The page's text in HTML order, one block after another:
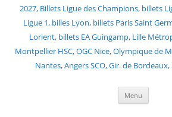
2027, Billets Ligue des Champions, billets
Ligue 1, billes Lyon, billets Paris Saint
Lorient, billets EA Guingamp, Lille
Montpellier HSC, OGC Nice, Olympique de
Nantes, Angers SCO, Gir. de Bordeaux,
Menu